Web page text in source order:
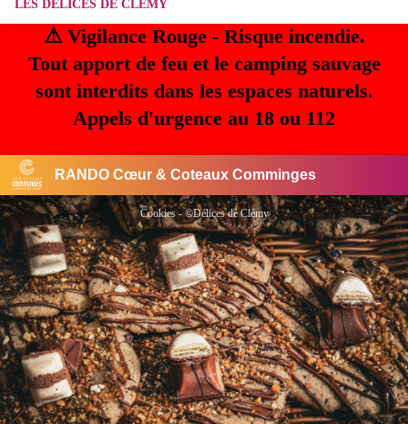
⚠️ Vigilance Rouge - Risque incendie.
Tout apport de feu et le camping sauvage
sont interdits dans les espaces naturels.
Appels d'urgence au 18 ou 112
RANDO Cœur & Coteaux Comminges
LES DÉLICES DE CLÉMY
Cookies - ©Délices de Clémy